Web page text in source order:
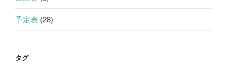
予定表 (28)
タグ